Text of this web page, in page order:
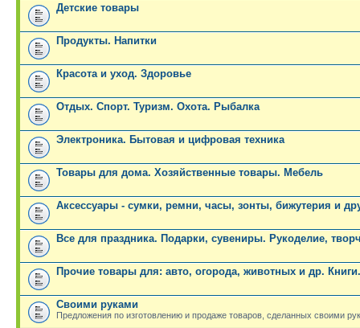
Детские товары
Продукты. Напитки
Красота и уход. Здоровье
Отдых. Спорт. Туризм. Охота. Рыбалка
Электроника. Бытовая и цифровая техника
Товары для дома. Хозяйственные товары. Мебель
Аксессуары - сумки, ремни, часы, зонты, бижутерия и
Все для праздника. Подарки, сувениры. Рукоделие,
Прочие товары для: авто, огорода, животных и др.
Своими руками
Предложения по изготовлению и продаже товаров, сделанных своими